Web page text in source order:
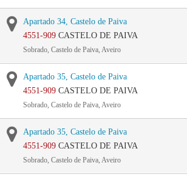
Apartado 34, Castelo de Paiva
4551-909 CASTELO DE PAIVA
Sobrado, Castelo de Paiva, Aveiro
Apartado 35, Castelo de Paiva
4551-909 CASTELO DE PAIVA
Sobrado, Castelo de Paiva, Aveiro
Apartado 35, Castelo de Paiva
4551-909 CASTELO DE PAIVA
Sobrado, Castelo de Paiva, Aveiro